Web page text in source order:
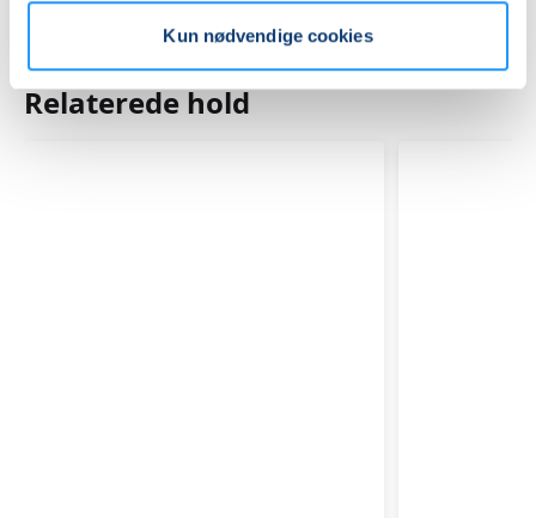
Kun nødvendige cookies
Relaterede hold